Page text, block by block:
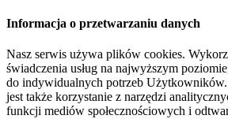
Informacja o przetwarzaniu danych
Nasz serwis używa plików cookies.
świadczenia usług na najwyższym
do indywidualnych potrzeb
jest także korzystanie z narzędzi
funkcji mediów społecznościowych i